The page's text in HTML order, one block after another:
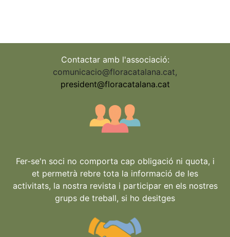
Contactar amb l'associació:
comunicacio@floracatalana.cat,
president@floracatalana.cat
Fer-se'n soci no comporta cap obligació ni quota, i
et permetrà rebre tota la informació de les
activitats, la nostra revista i participar en els nostres
grups de treball, si ho desitges